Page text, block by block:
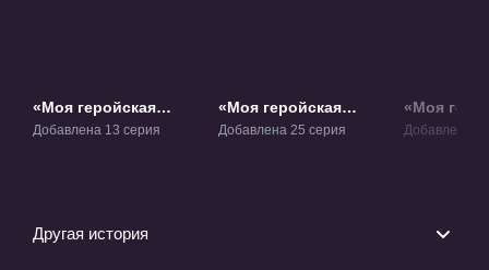
«Моя геройская
академия» ТВ-1
Добавлена 13 серия
«Моя геройская
академия 2» ТВ-2
Добавлена 25 серия
«Моя
академия
Добавлена
Другая история